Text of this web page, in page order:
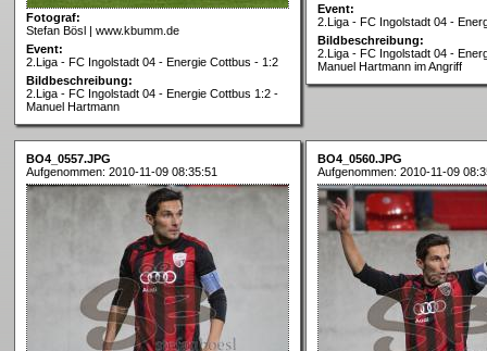
Fotograf:
Stefan Bösl | www.kbumm.de
Event:
2.Liga - FC Ingolstadt 04 - Energie Cottbus - 1:2
Bildbeschreibung:
2.Liga - FC Ingolstadt 04 - Energie Cottbus 1:2 -
Manuel Hartmann
Event:
2.Liga - FC Ingolstadt 04 -
Bildbeschreibung:
2.Liga - FC Ingolstadt 04 -
Manuel Hartmann im Angriff
BO4_0557.JPG
Aufgenommen: 2010-11-09 08:35:51
BO4_0560.JPG
Aufgenommen: 2010-11-09